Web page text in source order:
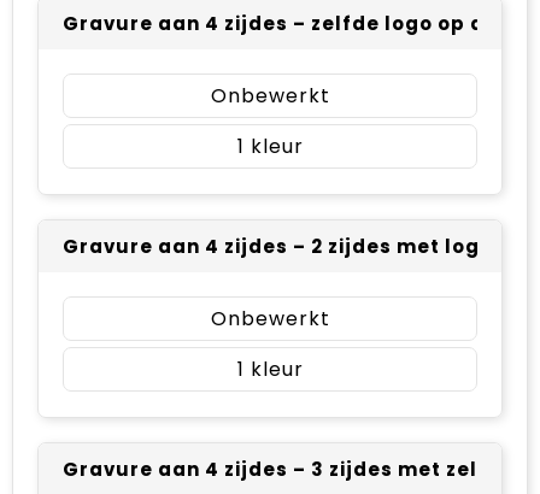
Gravure aan 4 zijdes – zelfde logo op alle
Onbewerkt
1
Gravure aan 4 zijdes – 2 zijdes met logo A,
Onbewerkt
1
Gravure aan 4 zijdes – 3 zijdes met zelfde